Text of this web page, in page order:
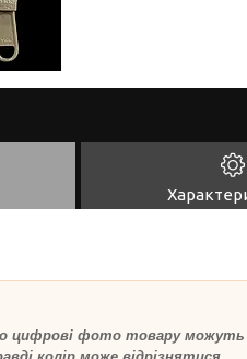
цифрові фото товару можуть